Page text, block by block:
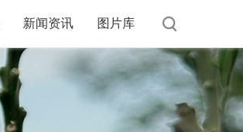
新闻资讯 图片库